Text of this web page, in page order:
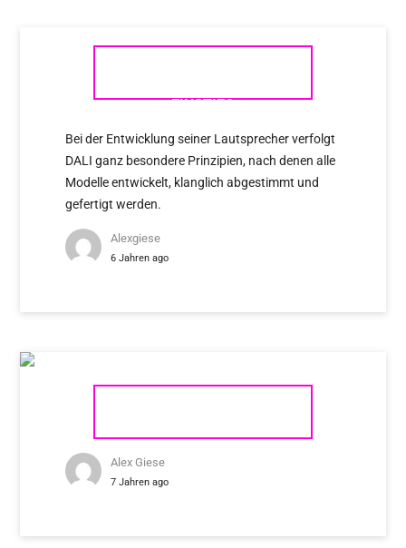
EINSTIEG
Bei der Entwicklung seiner Lautsprecher verfolgt
DALI ganz besondere Prinzipien, nach denen alle
Modelle entwickelt, klanglich abgestimmt und
gefertigt werden.
Alexgiese
6 Jahren ago
Alex Giese
7 Jahren ago